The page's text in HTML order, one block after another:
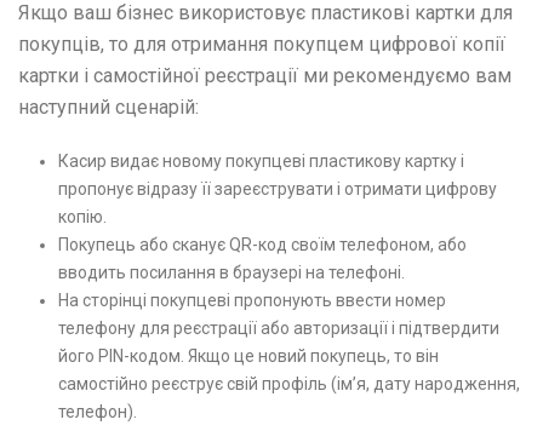
Матеріали для розміщення QR-кодів
Якщо ваш бізнес використовує пластикові картки для
покупців, то для отримання покупцем цифрової копії
картки і самостійної реєстрації ми рекомендуємо вам
наступний сценарій:
Касир видає новому покупцеві пластикову картку і
пропонує відразу її зареєструвати і отримати цифрову
копію.
Покупець або сканує QR-код своїм телефоном, або
вводить посилання в браузері на телефоні.
На сторінці покупцеві пропонують ввести номер
телефону для реєстрації або авторизації і підтвердити
його PIN-кодом. Якщо це новий покупець, то він
самостійно реєструє свій профіль (ім’я, дату народження,
телефон).